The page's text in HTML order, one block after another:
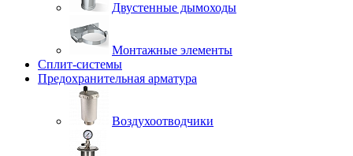
Двустенные дымоходы
Монтажные элементы
Сплит-системы
Предохранительная арматура
Воздухоотводчики